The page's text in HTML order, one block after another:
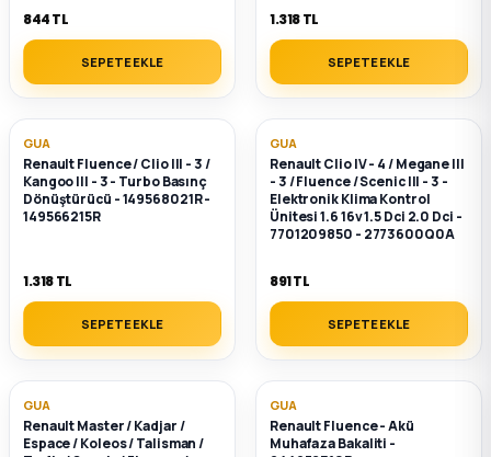
844 TL
SEPETE EKLE
1.318 TL
SEPETE EKLE
GUA
Renault Fluence / Clio III - 3 /
Kangoo III - 3 - Turbo Basınç
Dönüştürücü - 149568021R -
149566215R
1.318 TL
SEPETE EKLE
GUA
Renault Clio IV - 4 / Megane III
- 3 / Fluence / Scenic III - 3 -
Elektronik Klima Kontrol
Ünitesi 1.6 16v 1.5 Dci 2.0 Dci -
7701209850 - 2773600Q0A
891 TL
SEPETE EKLE
GUA
Renault Master / Kadjar /
Espace / Koleos / Talisman /
GUA
Renault Fluence - Akü
Muhafaza Bakaliti -